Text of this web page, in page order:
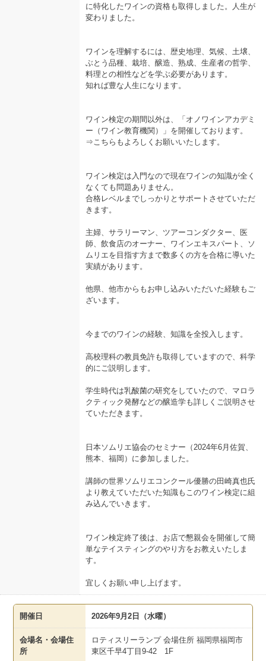
に特化したワインの資格も取得しました。人生が
変わりました。
ワインを理解するには、歴史地理、気候、土壌、
ぶとう品種、栽培、醸造、熟成、生産者の哲学、
料理との相性などを学ぶ必要があります。
知れば豊な人生になります。
ワイン検定の期間以外は、「オノワインアカデミ
ー（ワイン教育機関）」を開催しております。
⇒こちらもよろしくお願いいたします。
ワイン検定は入門なので現在ワインの知識が全く
なくても問題ありません。
合格レベルまでしっかりとサポートさせていただ
きます。
主婦、サラリーマン、ツアーコンダクター、医
師、飲食店のオーナー、ワインエキスパート、ソ
ムリエを目指す方まで数多くの方を合格に導いた
実績があります。
他県、他市からもお申し込みいただいた経験もご
ざいます。
今までのワインの経験、知識を全投入します。
高校理科の教員免許も取得していますので、科学
的にご説明します。
学生時代は乳酸菌の研究をしていたので、マロラ
クティック発酵などの醸造学も詳しくご説明させ
ていただきます。
日本ソムリエ協会のセミナー（2024年6月佐賀、
熊本、福岡）に参加しました。
講師の世界ソムリエコンクール優勝の田崎真也氏
より教えていただいた知識もこのワイン検定に組
み込んでいきます。
ワイン検定終了後は、お店で懇親会を開催して簡
単なテイスティングのやり方をお教えいたしま
す。
宜しくお願い申し上げます。
開催日 2026年9月2日（水曜）
会場名・会場住
所
ロティスリーランプ 会場住所 福岡県福岡市
東区千早4丁目9-42 1F